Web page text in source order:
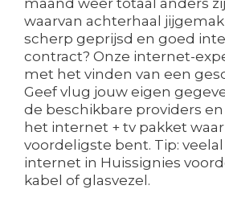
waarvan achterhaal
scherp geprijsd en goed
contract? Onze internet-
met het vinden van een
Geef vlug jouw eigen
de beschikbare providers
het internet + tv pakket
voordeligste bent. Tip: veelal
internet in Huissignies
kabel of glasvezel.